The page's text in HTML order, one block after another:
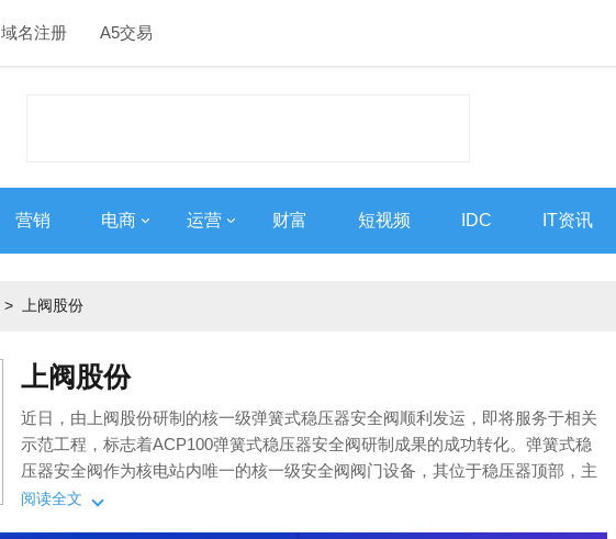
域名注册 A5交易
营销 电商 运营 财富 短视频 IDC IT资讯
> 上阀股份
上阀股份
近日，由上阀股份研制的核一级弹簧式稳压器安全阀顺利发运，即将服务于相关
示范工程，标志着ACP100弹簧式稳压器安全阀研制成果的成功转化。弹簧式稳
压器安全阀作为核电站内唯一的核一级安全阀阀门设备，其位于稳压器顶部，主
要为反应堆冷却剂系统提供超压保护。该项目是核一级弹簧式稳压器安全阀的国
阅读全文